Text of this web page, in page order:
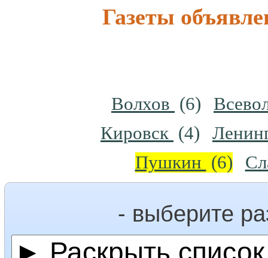
Газеты
Волхов (6)
Кировск (4)
Пушкин (6)
- выберите